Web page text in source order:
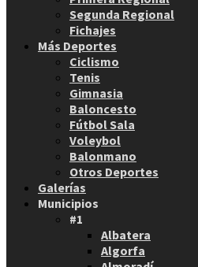
Segunda Regional
Fichajes
Más Deportes
Ciclismo
Tenis
Gimnasia
Baloncesto
Fútbol Sala
Voleybol
Balonmano
Otros Deportes
Galerías
Municipios
#1
Albatera
Algorfa